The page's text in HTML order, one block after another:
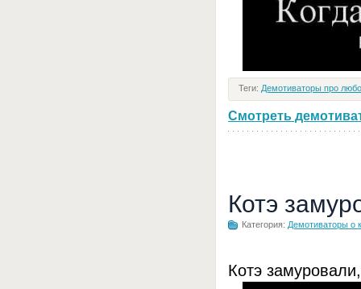
Теги: Демотиваторы про
Смотреть
Котэ
Категория: Демотиваторы о
Котэ